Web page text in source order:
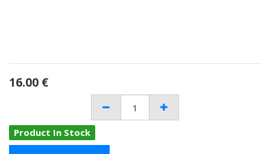
16.00 €
Product In Stock